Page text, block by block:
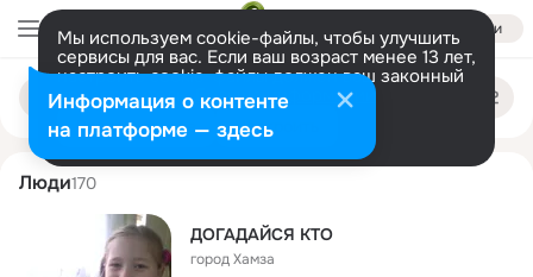
Войти
Мы используем cookie-файлы, чтобы улучшить
сервисы для вас. Если ваш возраст менее 13 лет,
настроить cookie-файлы должен ваш законный
представитель. Больше информации
Разрешить все Настроить
Поиск
людям
dogadaysya kto
Люди170
ДОГАДАЙСЯ КТО
город Хамза
Информация о контенте
на платформе — здесь